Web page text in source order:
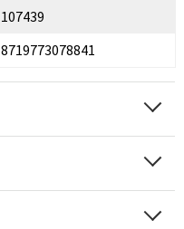
107439
8719773078841